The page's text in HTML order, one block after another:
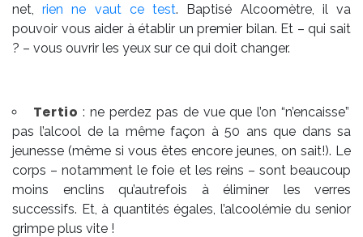
net,rien ne vaut ce test. Baptisé Alcoomètre, il va
pouvoir vous aider à établir un premier bilan. Et – qui sait
? – vous ouvrir les yeux sur ce qui doit changer.
Tertio : ne perdez pas de vue que l’on “n’encaisse”
pas l’alcool de la même façon à 50 ans que dans sa
jeunesse (même si vous êtes encore jeunes, on sait!). Le
corps – notamment le foie et les reins – sont beaucoup
moins enclins qu’autrefois à éliminer les verres
successifs. Et, à quantités égales, l’alcoolémie du senior
grimpe plus vite !